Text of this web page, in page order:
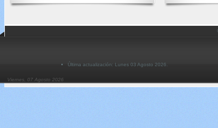
Última actualización: Lunes 03 Agosto 2026.
Viernes, 07 Agosto 2026